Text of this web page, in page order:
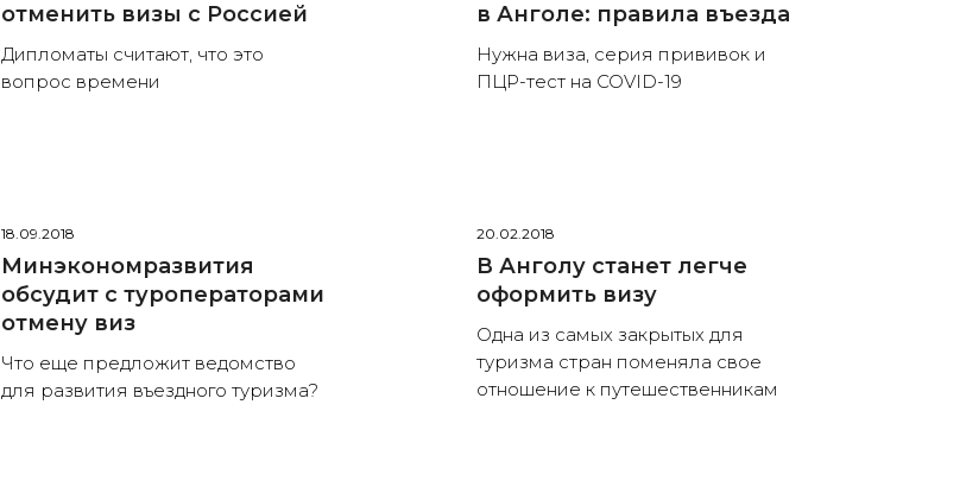
отменить визы с Россией
Дипломаты считают, что это
вопрос времени
в Анголе: правила въезда
Нужна виза, серия прививок и
ПЦР-тест на COVID-19
18.09.2018
Минэкономразвития
обсудит с туроператорами
отмену виз
Что еще предложит ведомство
для развития въездного туризма?
20.02.2018
В Анголу станет легче
оформить визу
Одна из самых закрытых для
туризма стран поменяла свое
отношение к путешественникам